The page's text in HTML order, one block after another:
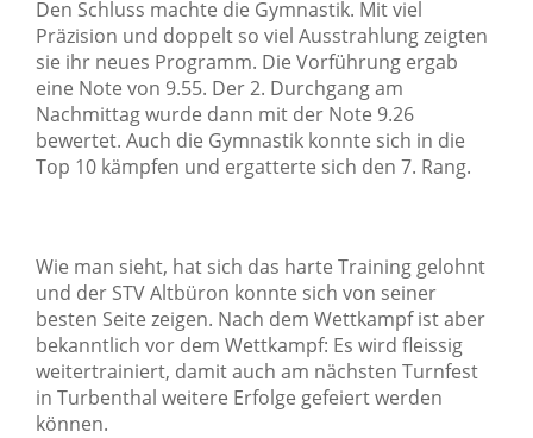
Den Schluss machte die Gymnastik. Mit viel
Präzision und doppelt so viel Ausstrahlung zeigten
sie ihr neues Programm. Die Vorführung ergab
eine Note von 9.55. Der 2. Durchgang am
Nachmittag wurde dann mit der Note 9.26
bewertet. Auch die Gymnastik konnte sich in die
Top 10 kämpfen und ergatterte sich den 7. Rang.
Wie man sieht, hat sich das harte Training gelohnt
und der STV Altbüron konnte sich von seiner
besten Seite zeigen. Nach dem Wettkampf ist aber
bekanntlich vor dem Wettkampf: Es wird fleissig
weitertrainiert, damit auch am nächsten Turnfest
in Turbenthal weitere Erfolge gefeiert werden
können.